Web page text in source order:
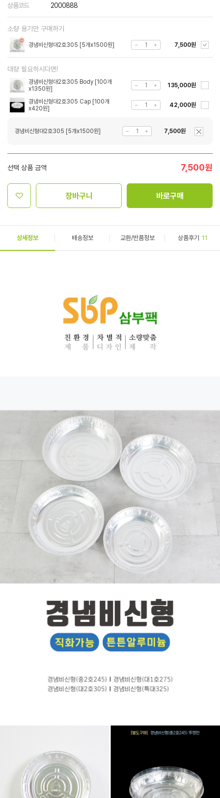
상품코드 2000888
소량 용기만 구매하기
경냄비신형대2호305 [5개x1500원] 7,500원
대량 필요하시다면!
경냄비신형대2호305 Body [100개
x1350원]
135,000원
경냄비신형대2호305 Cap [100개
x420원]
42,000원
경냄비신형대2호305 [5개x1500원] 7,500원
선택 상품 금액 7,500원
장바구니 바로구매
상세정보 배송정보 교환/반품정보 상품후기 11